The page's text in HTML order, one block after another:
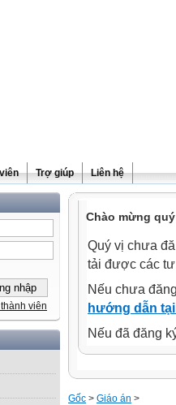
Trợ giúp Liên hệ
viên
Chào mừng
Quý vị chưa
tải được các
Nếu chưa
hướng dẫn
Nếu đã đăng
Gốc > Giáo án >